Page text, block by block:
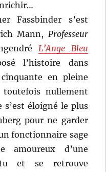
Fassbinder s’est
Mann, Professeur
L’Ange Bleu
l’histoire dans
en pleine
toutefois nullement
s’est éloigné le plus
pour ne garder
fonctionnaire sage
amoureux d’une
et se retrouve